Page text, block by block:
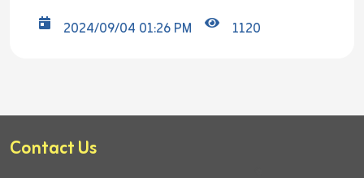
2024/09/04 01:26 PM 1120
Contact Us